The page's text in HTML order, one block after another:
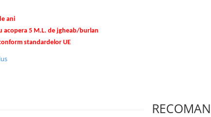
ani
acopera 5 M.L. de jgheab/burlan
standardelor UE